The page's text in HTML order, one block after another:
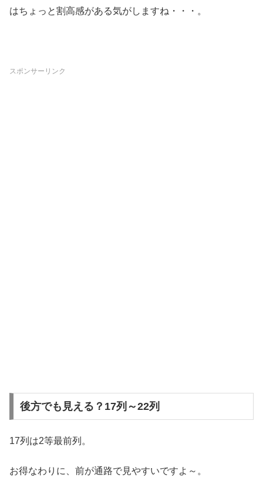
はちょっと割高感がある気がしますね・・・。
スポンサーリンク
後方でも見える？17列～22列
17列は2等最前列。
お得なわりに、前が通路で見やすいですよ～。